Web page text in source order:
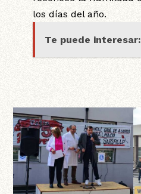
los días del año.
Te puede interesar: